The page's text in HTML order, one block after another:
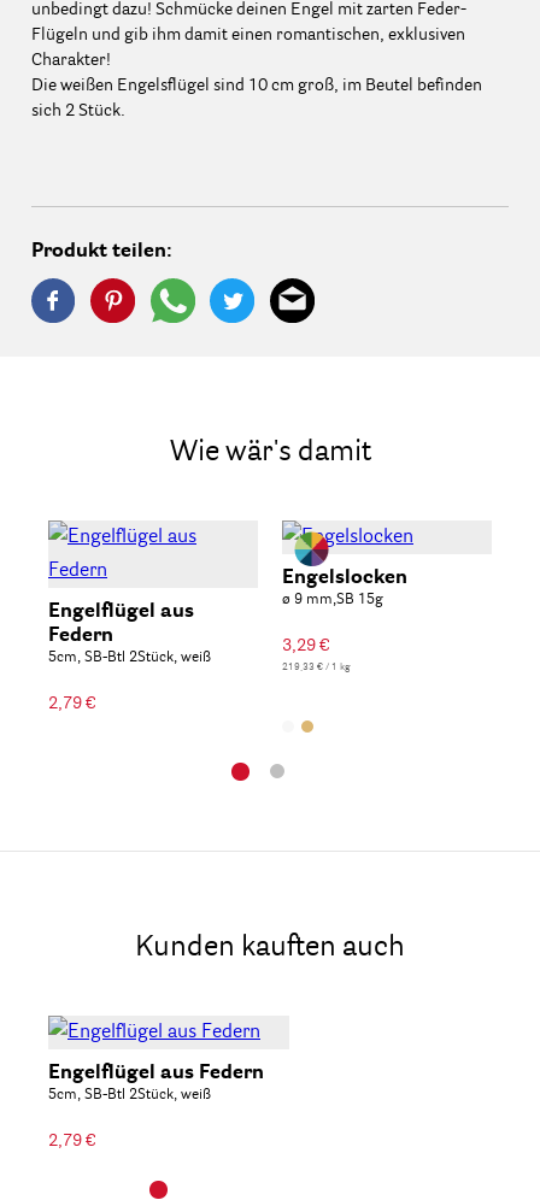
unbedingt dazu! Schmücke deinen Engel mit zarten Feder-
Flügeln und gib ihm damit einen romantischen, exklusiven
Charakter!
Die weißen Engelsflügel sind 10 cm groß, im Beutel befinden
sich 2 Stück.
Produkt teilen:
Wie wär's damit
Engelflügel aus
Federn
5cm, SB-Btl 2Stück, weiß
2,79 €
Engelslocken
ø 9 mm,SB 15g
3,29 €
219,33 € / 1 kg
Kunden kauften auch
Engelflügel aus Federn
5cm, SB-Btl 2Stück, weiß
2,79 €